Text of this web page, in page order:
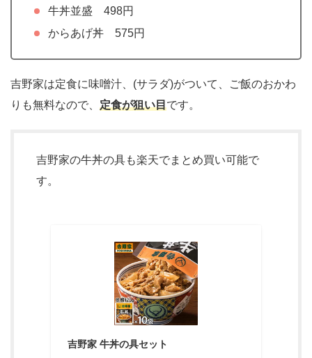
牛丼並盛 498円
からあげ丼 575円
吉野家は定食に味噌汁、(サラダ)がついて、ご飯のおかわ
りも無料なので、 定食が狙い目です。
吉野家の牛丼の具も楽天でまとめ買い可能で
す。
吉野家 牛丼の具セット